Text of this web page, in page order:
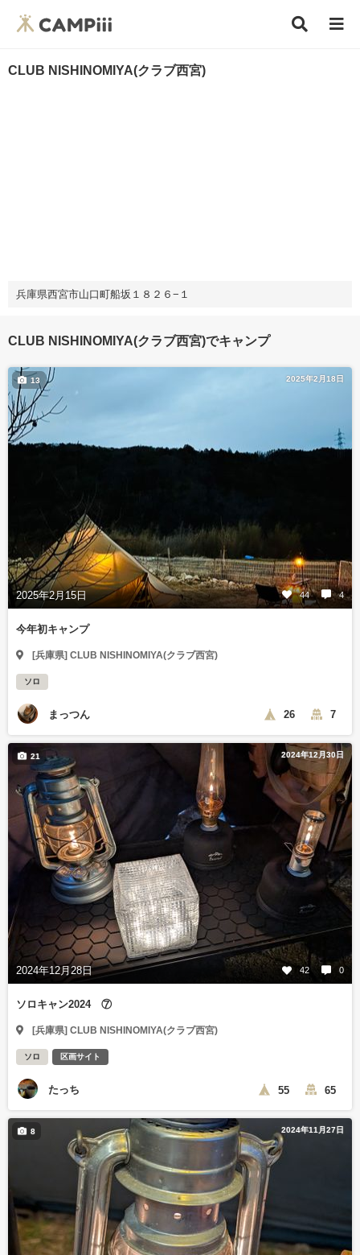
CLUB NISHINOMIYA(クラブ西宮)
兵庫県西宮市山口町船坂１８２６−１
CLUB NISHINOMIYA(クラブ西宮)でキャンプ
2025年2月18日
2025年2月15日 44 4
13
今年初キャンプ
[兵庫県] CLUB NISHINOMIYA(クラブ西宮)
ソロ
まっつん 26 7
2024年12月30日
2024年12月28日 42 0
21
ソロキャン2024 ⑦
[兵庫県] CLUB NISHINOMIYA(クラブ西宮)
ソロ 区画サイト
たっち 55 65
2024年11月27日
8